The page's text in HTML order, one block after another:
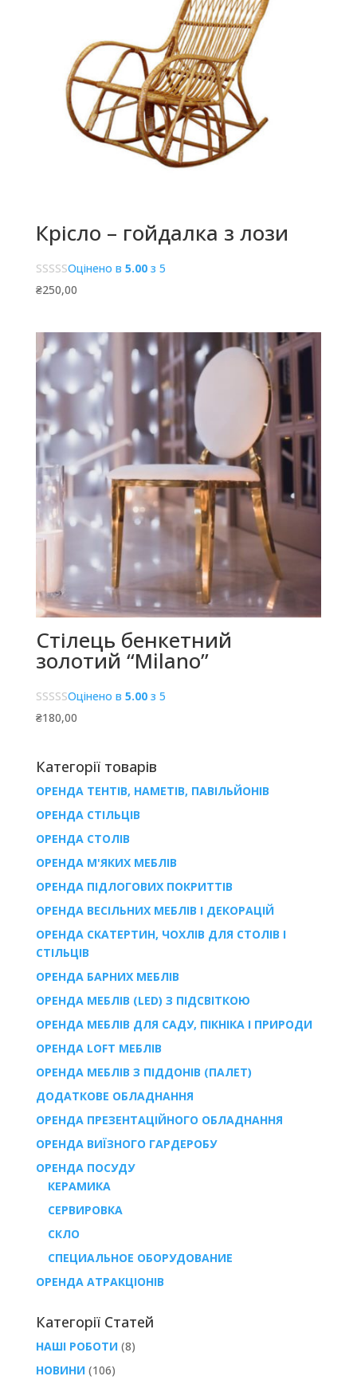
Крісло – гойдалка з лози
Оцінено в 5.00з 5
₴250,00
Стілець бенкетний
золотий “Milano”
Оцінено в 5.00з 5
₴180,00
Категорії товарів
ОРЕНДА ТЕНТІВ, НАМЕТІВ, ПАВІЛЬЙОНІВ
ОРЕНДА СТІЛЬЦІВ
ОРЕНДА СТОЛІВ
ОРЕНДА М'ЯКИХ МЕБЛІВ
ОРЕНДА ПІДЛОГОВИХ ПОКРИТТІВ
ОРЕНДА ВЕСІЛЬНИХ МЕБЛІВ І ДЕКОРАЦІЙ
ОРЕНДА СКАТЕРТИН, ЧОХЛІВ ДЛЯ СТОЛІВ І
СТІЛЬЦІВ
ОРЕНДА БАРНИХ МЕБЛІВ
ОРЕНДА МЕБЛІВ (LED) З ПІДСВІТКОЮ
ОРЕНДА МЕБЛІВ ДЛЯ САДУ, ПІКНІКА І ПРИРОДИ
ОРЕНДА LOFT МЕБЛІВ
ОРЕНДА МЕБЛІВ З ПІДДОНІВ (ПАЛЕТ)
ДОДАТКОВЕ ОБЛАДНАННЯ
ОРЕНДА ПРЕЗЕНТАЦІЙНОГО ОБЛАДНАННЯ
ОРЕНДА ВИЇЗНОГО ГАРДЕРОБУ
ОРЕНДА ПОСУДУ
КЕРАМИКА
СЕРВИРОВКА
СКЛО
СПЕЦИАЛЬНОЕ ОБОРУДОВАНИЕ
ОРЕНДА АТРАКЦІОНІВ
Категорії Статей
НАШІ РОБОТИ(8)
НОВИНИ(106)